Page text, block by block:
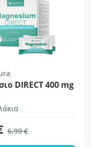
DIRECT 400 mg
6,99 €